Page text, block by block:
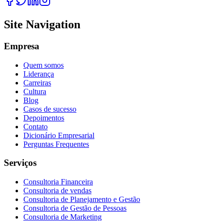
Site Navigation
Empresa
Quem somos
Liderança
Carreiras
Cultura
Blog
Casos de sucesso
Depoimentos
Contato
Dicionário Empresarial
Perguntas Frequentes
Serviços
Consultoria Financeira
Consultoria de vendas
Consultoria de Planejamento e Gestão
Consultoria de Gestão de Pessoas
Consultoria de Marketing